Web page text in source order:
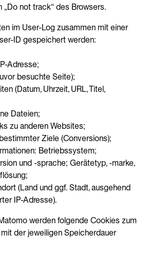
„Do not track“ des Browsers.
im User-Log zusammen mit einer
ID gespeichert werden:
Adresse;
besuchte Seite);
(Datum, Uhrzeit, URL, Titel,
Dateien;
zu anderen Websites;
Ziele (Conversions);
Betriebssystem;
und -sprache; Gerätetyp, -marke,
(Land und ggf. Stadt, ausgehend
IP-Adresse).
werden folgende Cookies zum
der jeweiligen Speicherdauer